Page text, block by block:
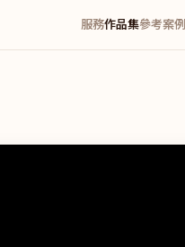
服務作品集參考案例